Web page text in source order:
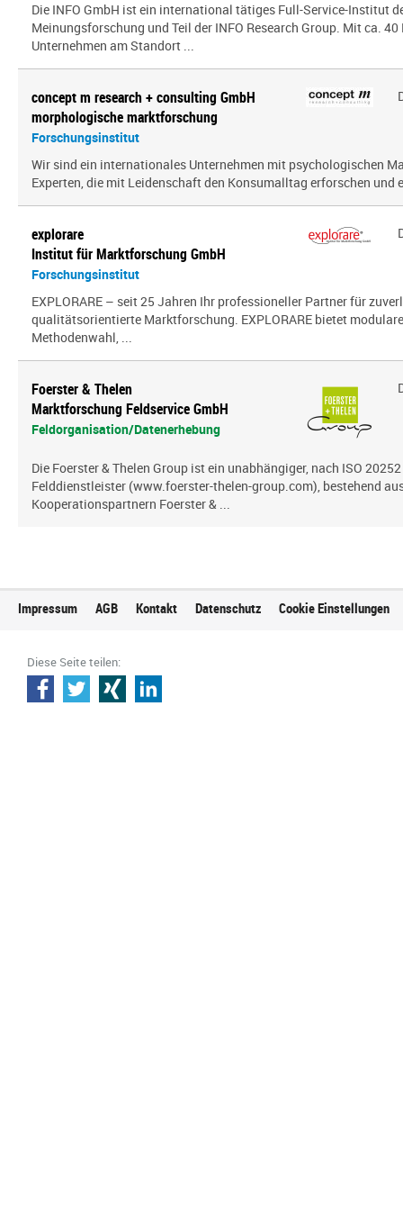
Die INFO GmbH ist ein international tätiges Full-Service-Institut
Meinungsforschung und Teil der INFO Research Group. Mit ca.
Unternehmen am Standort ...
concept m research + consulting GmbH
morphologische marktforschung
Forschungsinstitut
Wir sind ein inter­na­tio­nales Unternehmen mit psy­cho­lo­gi­schen
Experten, die mit Leidenschaft den Konsumalltag erfor­schen und
explorare
Institut für Marktforschung GmbH
Forschungsinstitut
EXPLORARE – seit 25 Jahren Ihr professioneller Partner für
qualitätsorientierte Marktforschung. EXPLORARE bietet
Methodenwahl, ...
Foerster & Thelen
Marktforschung Feldservice GmbH
Feldorganisation/Datenerhebung
Die Foerster & Thelen Group ist ein unabhängiger, nach ISO
Felddienstleister (www.foerster-thelen-group.com), bestehend
Kooperationspartnern Foerster & ...
Impressum AGB Kontakt Datenschutz Cookie Einstellungen
Diese Seite teilen: